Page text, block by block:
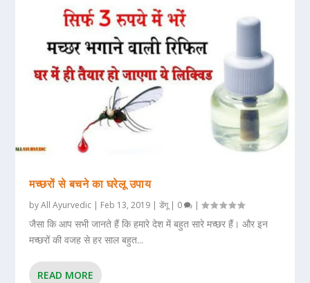
मच्छरों से बचने का घरेलू उपाय
byAll Ayurvedic | Feb 13, 2019 |डेंगू| 0 |
जैसा कि आप सभी जानते हैं कि हमारे देश में बहुत सारे मच्छर हैं। और इन
मच्छरों की वजह से हर साल बहुत...
READ MORE